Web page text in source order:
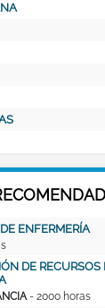
ENFERMERÍA
DE
- 2000 horas